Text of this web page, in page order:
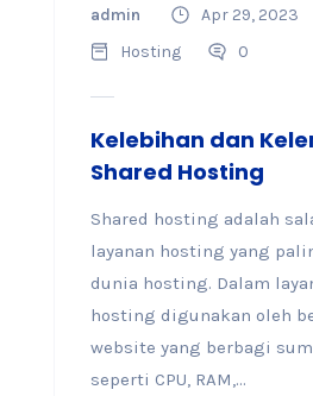
admin
Apr 29, 2023
Hosting
0
Kelebihan dan
Shared Hosting
Shared hosting adalah
layanan hosting yang
dunia hosting. Dalam
hosting digunakan oleh
website yang berbagi
seperti CPU, RAM,...